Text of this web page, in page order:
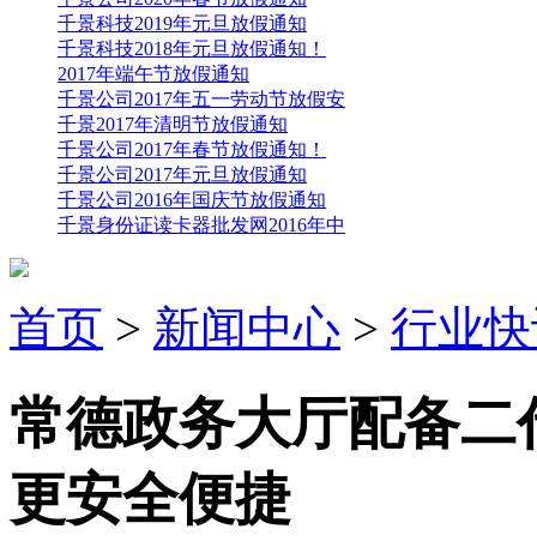
千景科技2019年元旦放假通知
千景科技2018年元旦放假通知！
2017年端午节放假通知
千景公司2017年五一劳动节放假安
千景2017年清明节放假通知
千景公司2017年春节放假通知！
千景公司2017年元旦放假通知
千景公司2016年国庆节放假通知
千景身份证读卡器批发网2016年中
首页 > 新闻中心 > 行业
常德政务大厅配备
更安全便捷